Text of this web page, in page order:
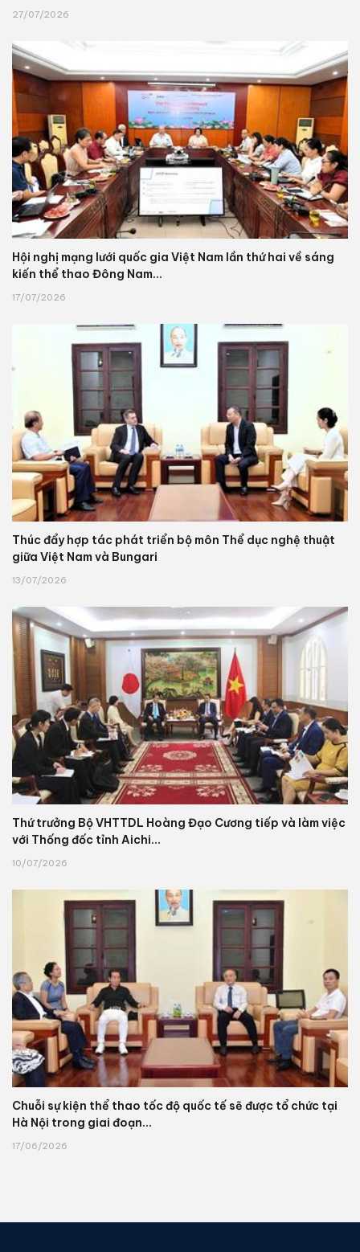
27/07/2026
Hội nghị mạng lưới quốc gia Việt Nam lần thứ hai về sáng
kiến thể thao Đông Nam...
17/07/2026
Thúc đẩy hợp tác phát triển bộ môn Thể dục nghệ thuật
giữa Việt Nam và Bungari
13/07/2026
Thứ trưởng Bộ VHTTDL Hoàng Đạo Cương tiếp và làm việc
với Thống đốc tỉnh Aichi...
10/07/2026
Chuỗi sự kiện thể thao tốc độ quốc tế sẽ được tổ chức tại
Hà Nội trong giai đoạn...
17/06/2026